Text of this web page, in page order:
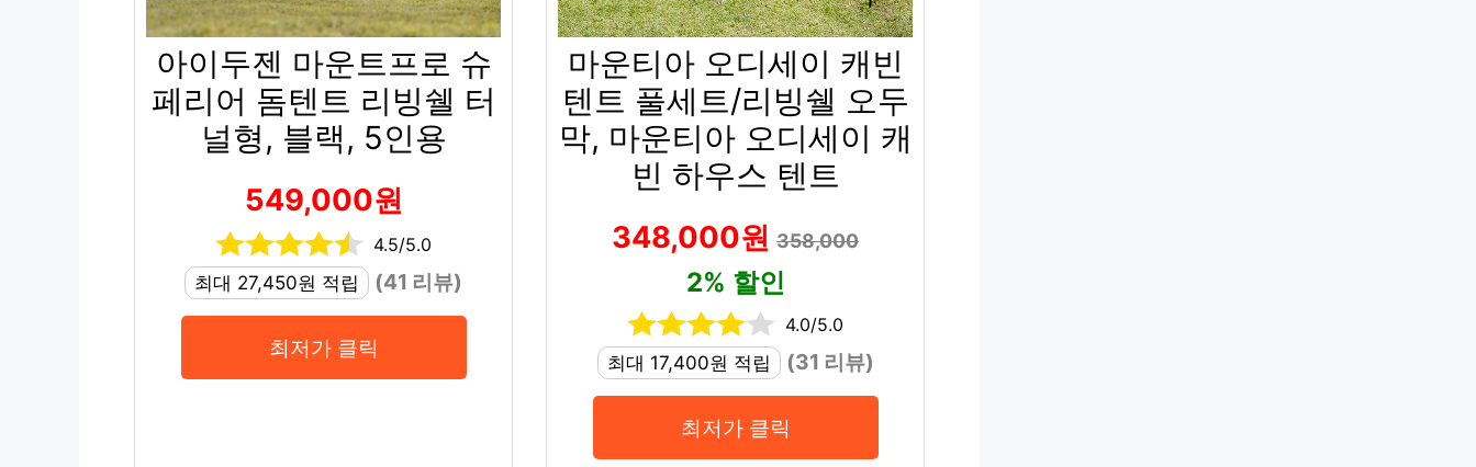
아이두젠 마운트프로 슈
페리어 돔텐트 리빙쉘 터
널형, 블랙, 5인용
549,000원
4.5/5.0
최대 27,450원 적립
(41 리뷰)
최저가 클릭
마운티아 오디세이 캐빈
텐트 풀세트/리빙쉘 오두
막, 마운티아 오디세이 캐
빈 하우스 텐트
348,000원 358,000
2% 할인
4.0/5.0
최대 17,400원 적립
(31 리뷰)
최저가 클릭